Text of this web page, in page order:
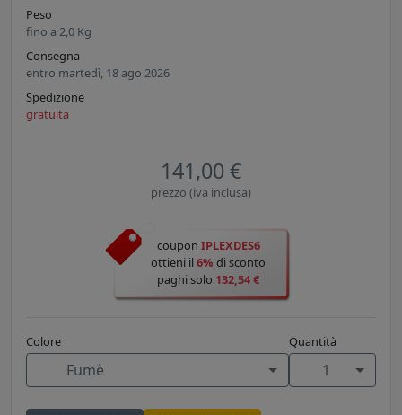
Peso
fino a 2,0 Kg
Consegna
entro martedì, 18 ago 2026
Spedizione
gratuita
141,00 €
prezzo (iva inclusa)
coupon IPLEXDES6
ottieni il6% di sconto
paghi solo 132,54 €
Colore
Fumè
Quantità
1